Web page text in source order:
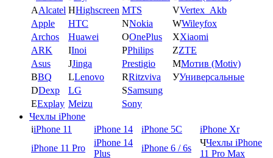
AAlcatel HHighscreen MTS VVertex_Akb
Apple
HTC NNokia WWileyfox
Archos
Huawei OOnePlus XXiaomi
ARK
IInoi PPhilips ZZTE
Asus
JJinga Prestigio ММотив (Motiv)
BBQ LLenovo RRitzviva УУниверсальные
DDexp LG SSamsung
EExplay Meizu
Sony
Чехлы iPhone
iiPhone 11 iPhone 14 iPhone 5C
iPhone Xr
iPhone 11 Pro
iPhone 14
Plus
iPhone 6 / 6s
ЧЧехлы iPhone
11 Pro Max